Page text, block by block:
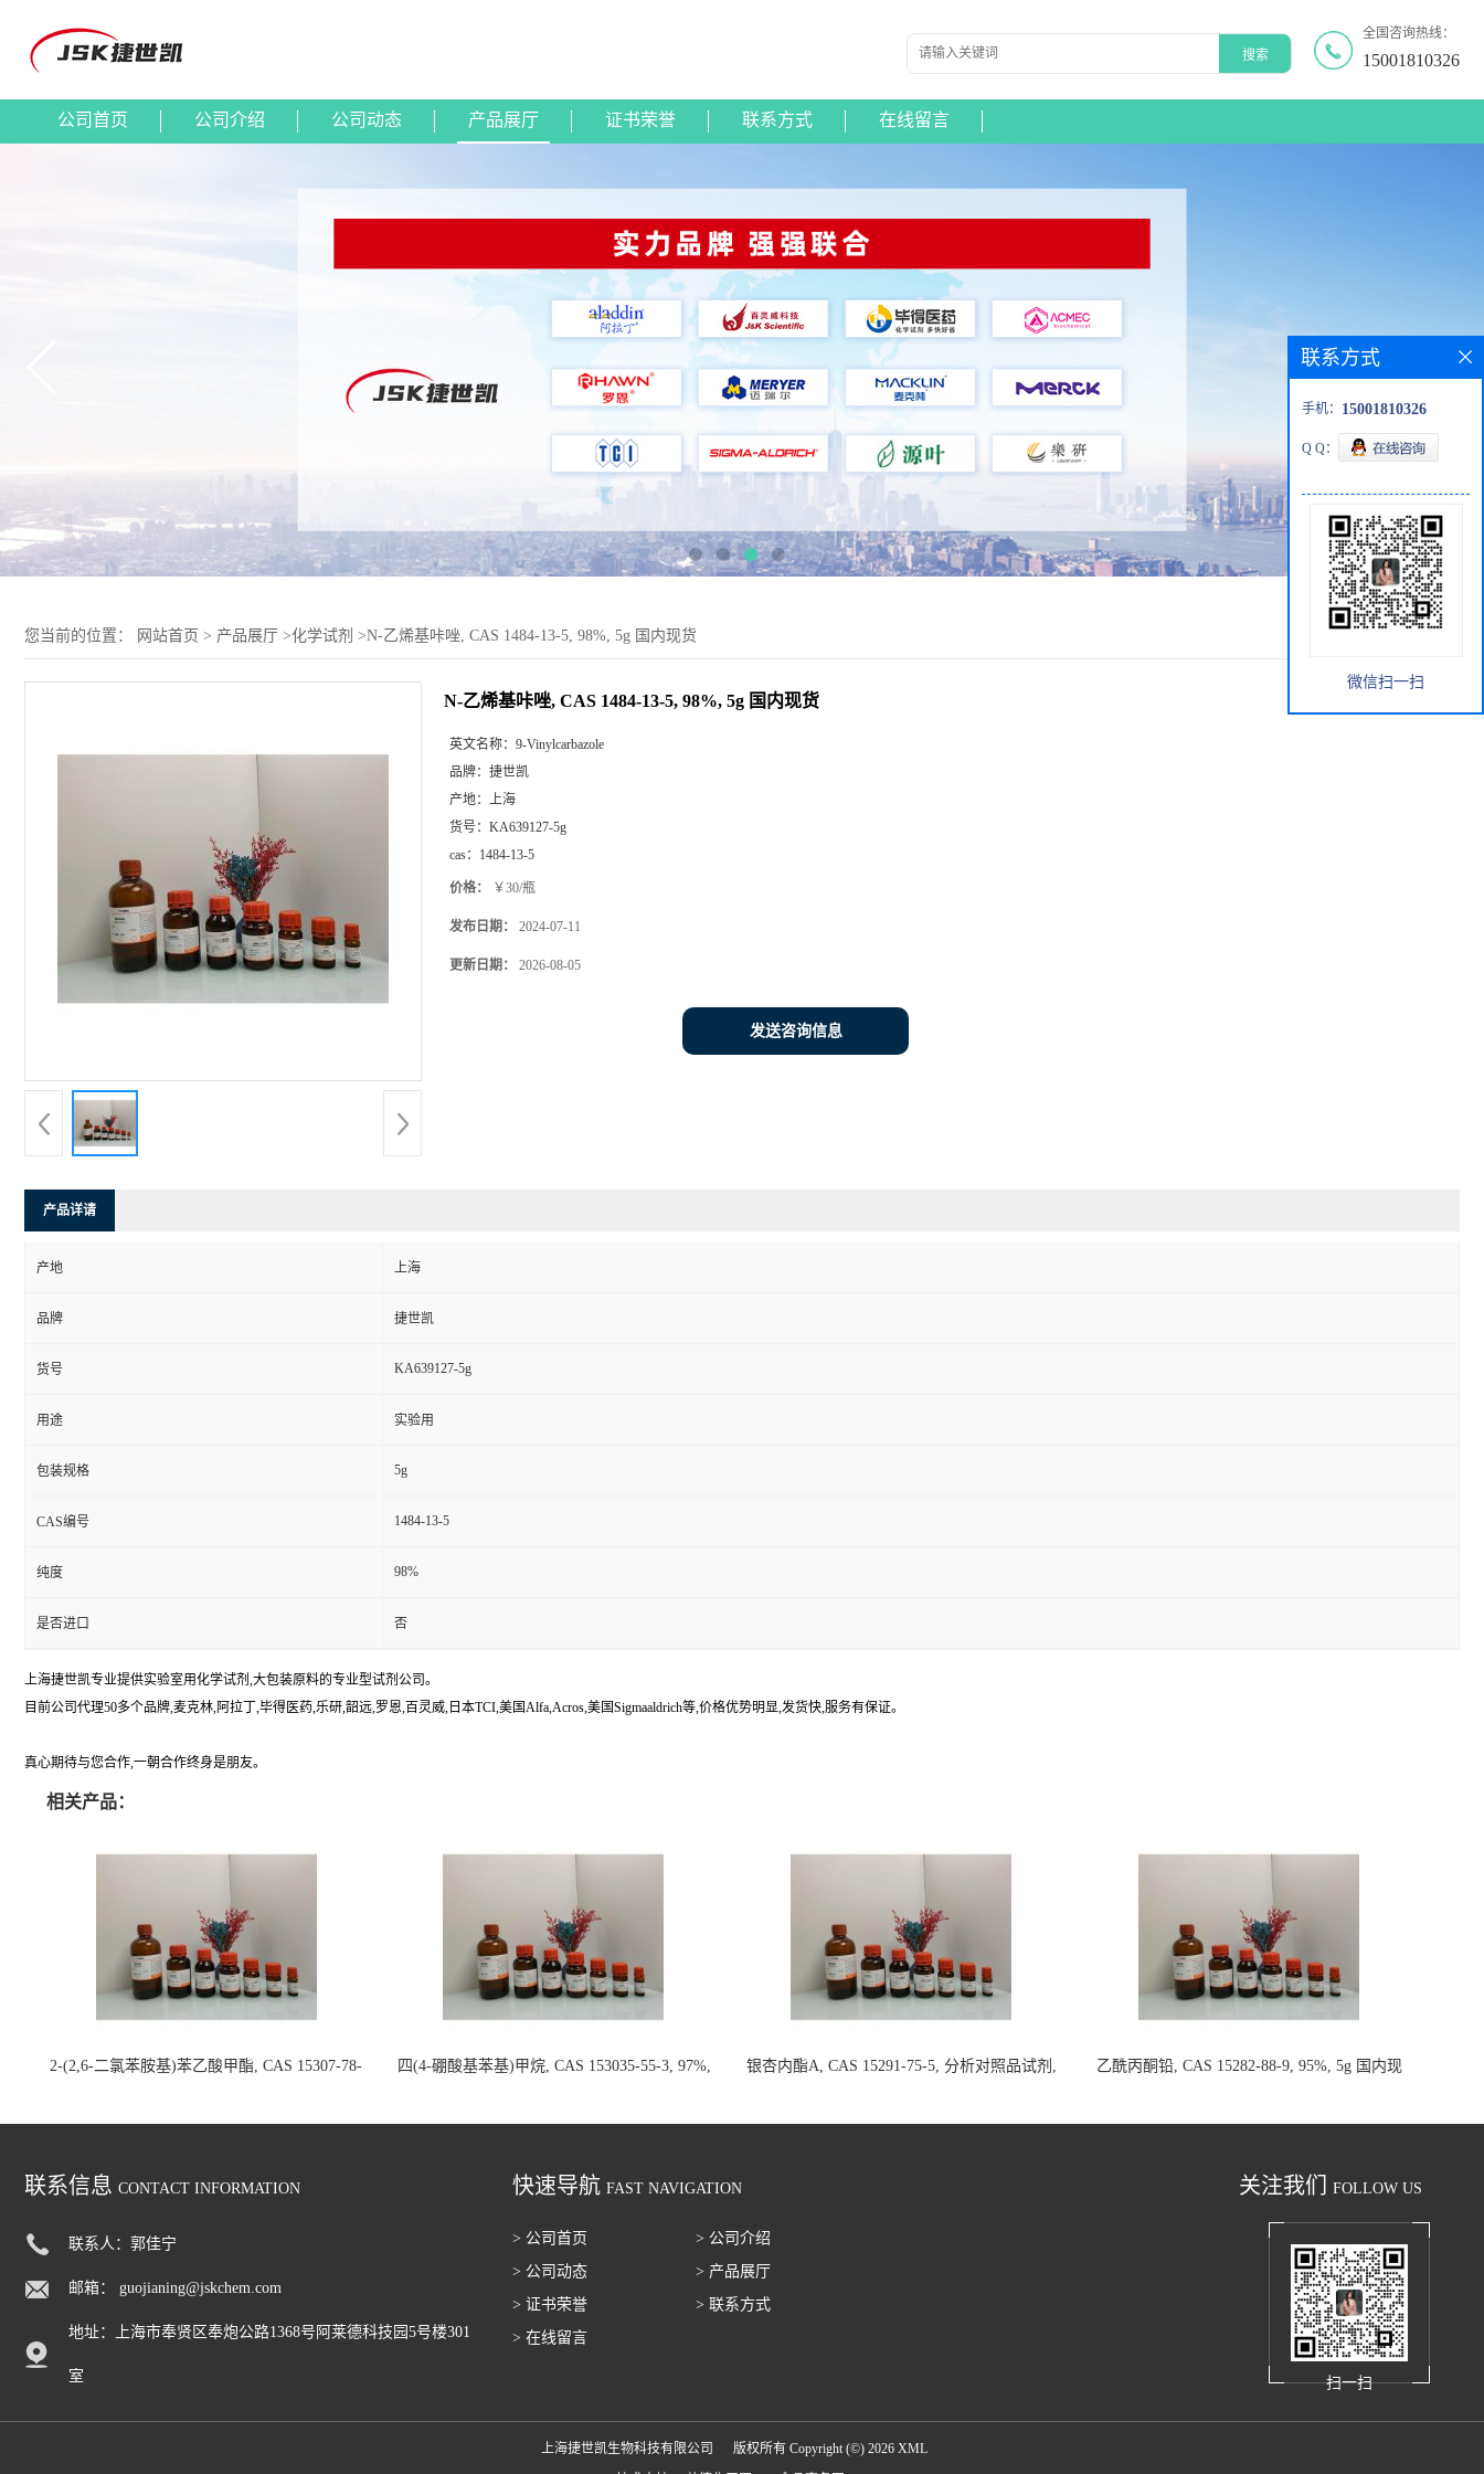
全国咨询热线：
15001810326
公司首页 公司介绍 公司动态 产品展厅 证书荣誉 联系方式 在线留言
您当前的位置： 网站首页 > 产品展厅 >化学试剂 >N-乙烯基咔唑, CAS 1484-13-5, 98%, 5g 国内现货
N-乙烯基咔唑, CAS 1484-13-5, 98%, 5g 国内现货
英文名称： 9-Vinylcarbazole
品牌： 捷世凯
产地： 上海
货号： KA639127-5g
cas： 1484-13-5
价格： ￥30/瓶
发布日期： 2024-07-11
更新日期： 2026-08-05
发送咨询信息
产品详请
产地 上海
品牌 捷世凯
货号 KA639127-5g
用途 实验用
包装规格 5g
CAS编号 1484-13-5
纯度 98%
是否进口 否
上海捷世凯专业提供实验室用化学试剂,大包装原料的专业型试剂公司。
目前公司代理50多个品牌,麦克林,阿拉丁,毕得医药,乐研,韶远,罗恩,百灵威,日本TCI,美国Alfa,Acros,美国Sigmaaldrich等,价格优势明显,发货快,服务有保证。
真心期待与您合作,一朝合作终身是朋友。
相关产品：
2-(2,6-二氯苯胺基)苯乙酸甲酯, CAS 15307-78-
四(4-硼酸基苯基)甲烷, CAS 153035-55-3, 97%,
银杏内酯A, CAS 15291-75-5, 分析对照品试剂,
乙酰丙酮铅, CAS 15282-88-9, 95%, 5g 国内现
联系方式
手机： 15001810326
Q Q：
微信扫一扫
联系信息 CONTACT INFORMATION
联系人：郭佳宁
邮箱： guojianing@jskchem.com
地址：上海市奉贤区奉炮公路1368号阿莱德科技园5号楼301
室
快速导航 FAST NAVIGATION
> 公司首页
> 公司介绍
> 公司动态
> 产品展厅
> 证书荣誉
> 联系方式
> 在线留言
关注我们 FOLLOW US
扫一扫
上海捷世凯生物科技有限公司 版权所有 Copyright (©) 2026 XML